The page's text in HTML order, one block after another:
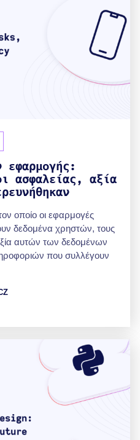
εφαρμογής:
ασφαλείας, αξία
οποίο οι εφαρμογές
δεδομένα χρηστών, τους
αυτών των δεδομένων
που συλλέγουν